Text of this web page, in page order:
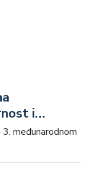
i
međunarodnom